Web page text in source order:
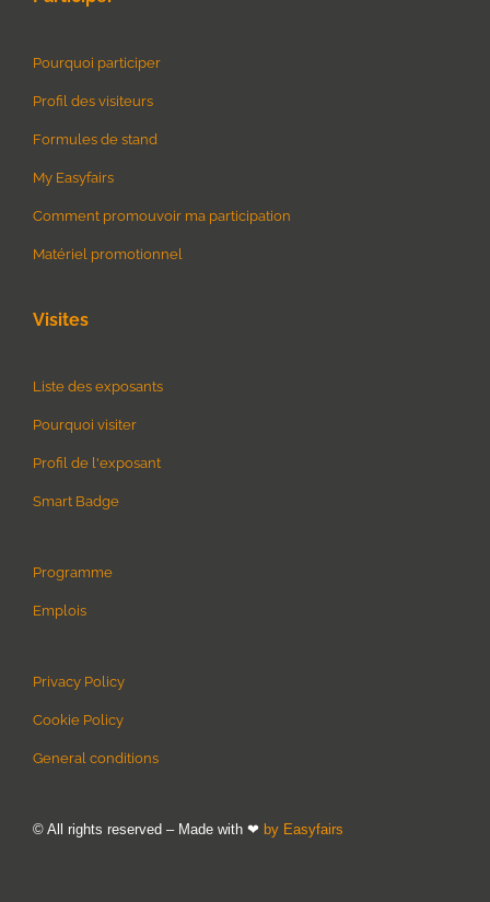
Pourquoi participer
Profil des visiteurs
Formules de stand
My Easyfairs
Comment promouvoir ma participation
Matériel promotionnel
Visites
Liste des exposants
Pourquoi visiter
Profil de l'exposant
Smart Badge
Programme
Emplois
Privacy Policy
Cookie Policy
General conditions
© All rights reserved – Made with ❤ by Easyfairs